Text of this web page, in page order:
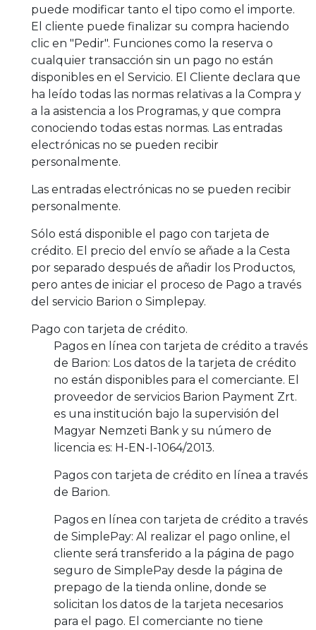
puede modificar tanto el tipo como el importe.
El cliente puede finalizar su compra haciendo
clic en "Pedir". Funciones como la reserva o
cualquier transacción sin un pago no están
disponibles en el Servicio. El Cliente declara que
ha leído todas las normas relativas a la Compra y
a la asistencia a los Programas, y que compra
conociendo todas estas normas. Las entradas
electrónicas no se pueden recibir
personalmente.
Las entradas electrónicas no se pueden recibir
personalmente.
Sólo está disponible el pago con tarjeta de
crédito. El precio del envío se añade a la Cesta
por separado después de añadir los Productos,
pero antes de iniciar el proceso de Pago a través
del servicio Barion o Simplepay.
Pago con tarjeta de crédito.
Pagos en línea con tarjeta de crédito a través
de Barion: Los datos de la tarjeta de crédito
no están disponibles para el comerciante. El
proveedor de servicios Barion Payment Zrt.
es una institución bajo la supervisión del
Magyar Nemzeti Bank y su número de
licencia es: H-EN-I-1064/2013.
Pagos con tarjeta de crédito en línea a través
de Barion.
Pagos en línea con tarjeta de crédito a través
de SimplePay: Al realizar el pago online, el
cliente será transferido a la página de pago
seguro de SimplePay desde la página de
prepago de la tienda online, donde se
solicitan los datos de la tarjeta necesarios
para el pago. El comerciante no tiene